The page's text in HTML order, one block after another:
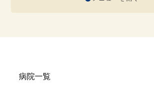
病院一覧